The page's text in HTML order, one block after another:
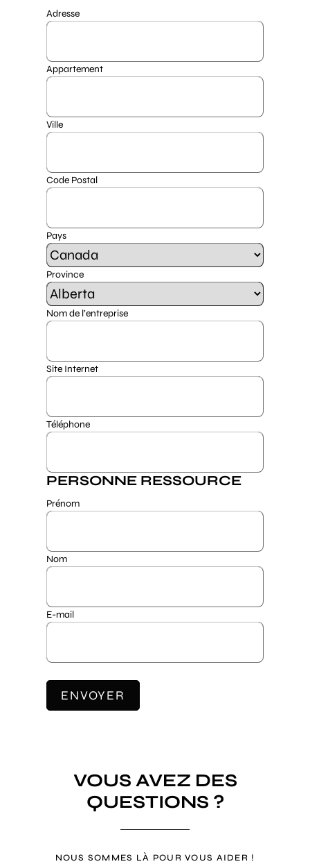
Adresse
Appartement
Ville
Code Postal
Pays
Province
Nom de l’entreprise
Site Internet
Téléphone
PERSONNE RESSOURCE
Prénom
Nom
E-mail
ENVOYER
VOUS AVEZ DES
QUESTIONS ?
NOUS SOMMES LÀ POUR VOUS AIDER !